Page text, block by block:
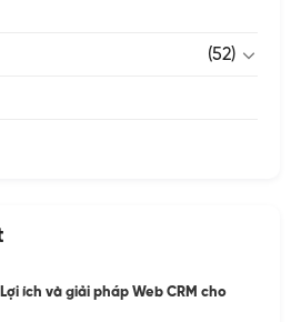
(52)
ích và giải pháp Web CRM cho